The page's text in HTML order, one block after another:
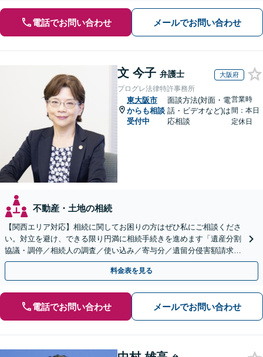
電話でお問い合わせ メールでお問い合わせ
文 今子 弁護士 大阪府
プログレ法律特許事務所
東大阪市
からも相談
受付中
面談方法(対面・電
話・ビデオなど)は
応相談
営業時
間：本日
定休日
不動産・土地の相続
【関西エリア対応】相続に関してお困りの方はぜひ私にご相談くださ
い。対立を避け、できる限り円満に相続手続きを進めます「遺産分割
協議・調停／相続人の調査／使い込み／寄与分／遺留分侵害額請求／
相続放棄（借金の相続）／遺言書作成【休日・夜間相談可】
料金表を見る
電話でお問い合わせ メールでお問い合わせ